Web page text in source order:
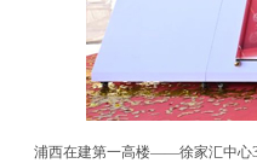
浦西在建第一高楼——徐家汇中心